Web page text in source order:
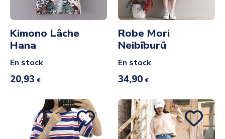
Kimono Lâche
Hana
En stock
20,93 €
Robe Mori
Neibīburū
En stock
34,90 €